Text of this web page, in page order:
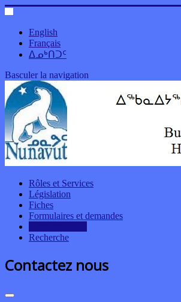
English
Français
ᐃᓄᒃᑎᑐᑦ
Basculer la navigation
Rôles et Services
Législation
Fiches
Formulaires et demandes
Recherche
Contactez nous